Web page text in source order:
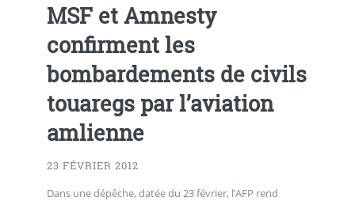
MSF et Amnesty
confirment les
bombardements de civils
touaregs par l’aviation
amlienne
23 FÉVRIER 2012
Dans une dépêche, datée du 23 février, l’AFP rend